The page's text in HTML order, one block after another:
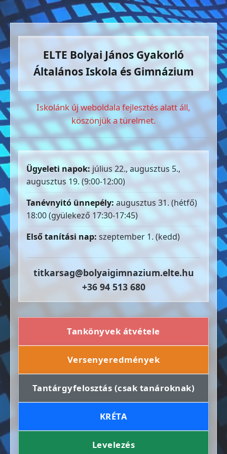
ELTE Bolyai János Gyakorló
Általános Iskola és Gimnázium
Iskolánk új weboldala fejlesztés alatt áll,
köszönjük a türelmet.
Ügyeleti napok: július 22., augusztus 5.,
augusztus 19. (9:00-12:00)
Tanévnyitó ünnepély: augusztus 31. (hétfő)
18:00 (gyülekező 17:30-17:45)
Első tanítási nap: szeptember 1. (kedd)
titkarsag@bolyaigimnazium.elte.hu
+36 94 513 680
Tankönyvek átvétele
Versenyeredmények
Tantárgyfelosztás (csak tanároknak)
KRÉTA
Levelezés